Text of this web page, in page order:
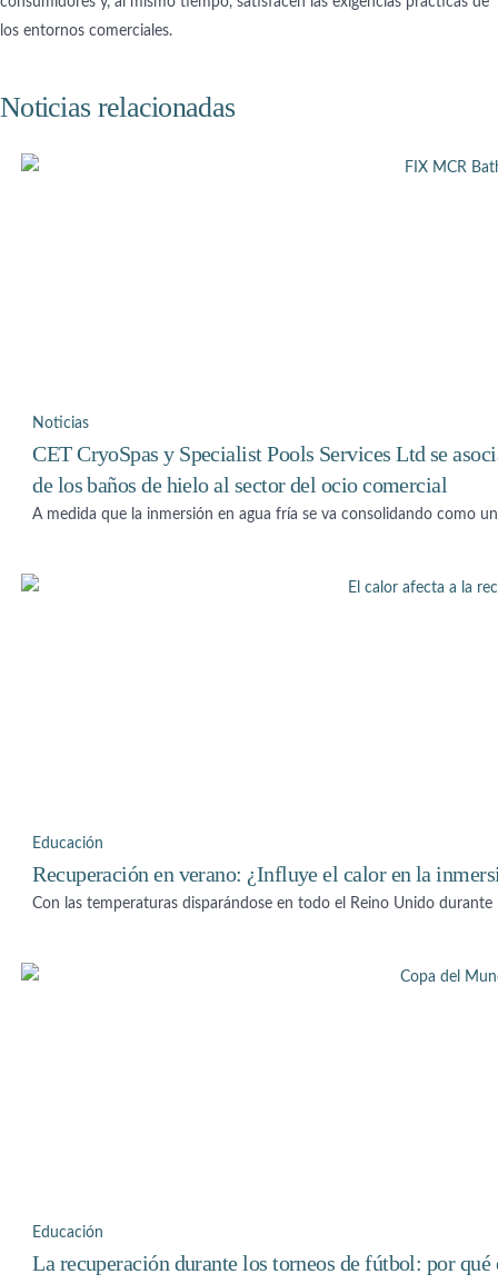
los entornos comerciales.
Noticias relacionadas
Noticias
CET CryoSpas y Specialist Pools Services Ltd se
de los baños de hielo al sector del ocio comercial
A medida que la inmersión en agua fría se va consolidando como
Educación
Recuperación en verano: ¿Influye el calor en la
Con las temperaturas disparándose en todo el Reino Unido
Educación
La recuperación durante los torneos de fútbol: por